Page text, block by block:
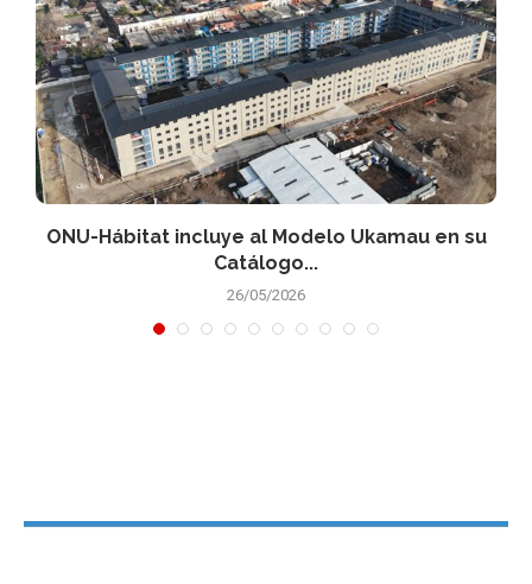
ONU-Hábitat incluye al Modelo Ukamau en su
Catálogo...
26/05/2026